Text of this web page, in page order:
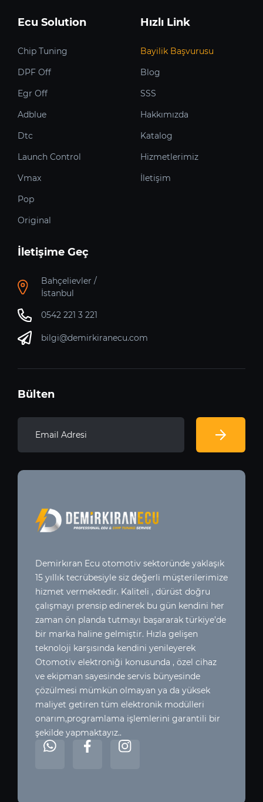
Ecu Solution
Chip Tuning
DPF Off
Egr Off
Adblue
Dtc
Launch Control
Vmax
Pop
Original
Hızlı Link
Bayilik Başvurusu
Blog
SSS
Hakkımızda
Katalog
Hizmetlerimiz
İletişim
İletişime Geç
Bahçelievler /
İstanbul
0542 221 3 221
bilgi@demirkiranecu.com
Bülten
Demirkıran Ecu otomotiv sektoründe yaklaşık
15 yıllık tecrübesiyle siz değerli müşterilerimize
hizmet vermektedir. Kaliteli , dürüst doğru
çalışmayı prensip edinerek bu gün kendini her
zaman ön planda tutmayı başararak türkiye’de
bir marka haline gelmiştir. Hızla gelişen
teknoloji karşısında kendini yenileyerek
Otomotiv elektroniği konusunda , özel cihaz
ve ekipman sayesinde servis bünyesinde
çözülmesi mümkün olmayan ya da yüksek
maliyet getiren tüm elektronik modülleri
onarım,programlama işlemlerini garantili bir
şekilde yapmaktayız..